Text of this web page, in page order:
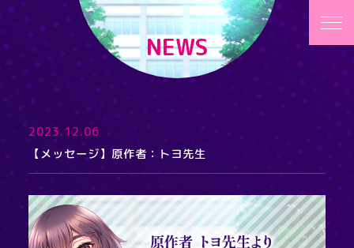
NEWS
2023.12.06
【メッセージ】原作者：トヨ先生